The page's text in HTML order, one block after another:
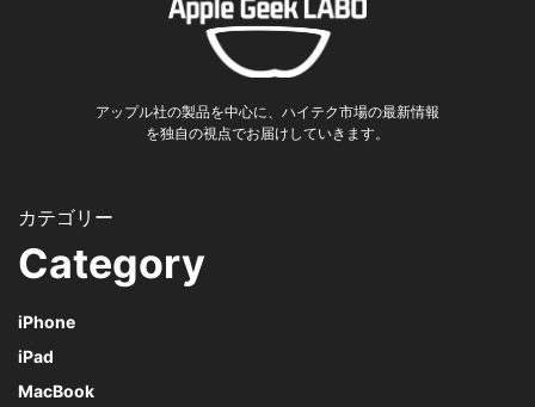
アップル社の製品を中心に、ハイテク市場の最新情報
を独自の視点でお届けしていきます。
Category
iPhone
iPad
MacBook